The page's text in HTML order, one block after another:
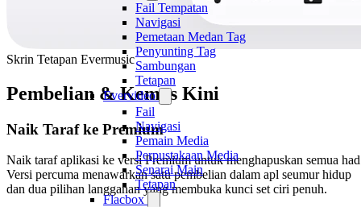
Fail Tempatan
Navigasi
Pemetaan Medan Tag
Penyunting Tag
Sambungan
Tetapan
Evervideo
Fail
Navigasi
Pemain Media
Perpustakaan Media
Senarai Main
Tetapan
Flacbox
Skrin Tetapan Evermusic
Pembelian & Kemas Kini
Naik Taraf ke Premium
Naik taraf aplikasi ke versi Premium untuk menghapuskan semua
Versi percuma menawarkan satu pembelian dalam apl seumur hidup
dan dua pilihan langganan yang membuka kunci set ciri penuh.